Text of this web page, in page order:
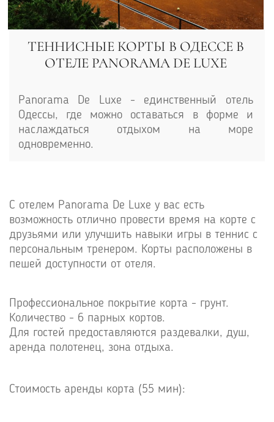
ТЕННИСНЫЕ КОРТЫ В ОДЕССЕ В
ОТЕЛЕ PANORAMA DE LUXE
Panorama De Luxe - единственный отель
Одессы, где можно оставаться в форме и
наслаждаться отдыхом на море
одновременно.
С отелем Panorama De Luxe у вас есть
возможность отлично провести время на корте с
друзьями или улучшить навыки игры в теннис с
персональным тренером. Корты расположены в
пешей доступности от отеля.
Профессиональное покрытие корта - грунт.
Количество - 6 парных кортов.
Для гостей предоставляются раздевалки, душ,
аренда полотенец, зона отдыха.
Стоимость аренды корта (55 мин):